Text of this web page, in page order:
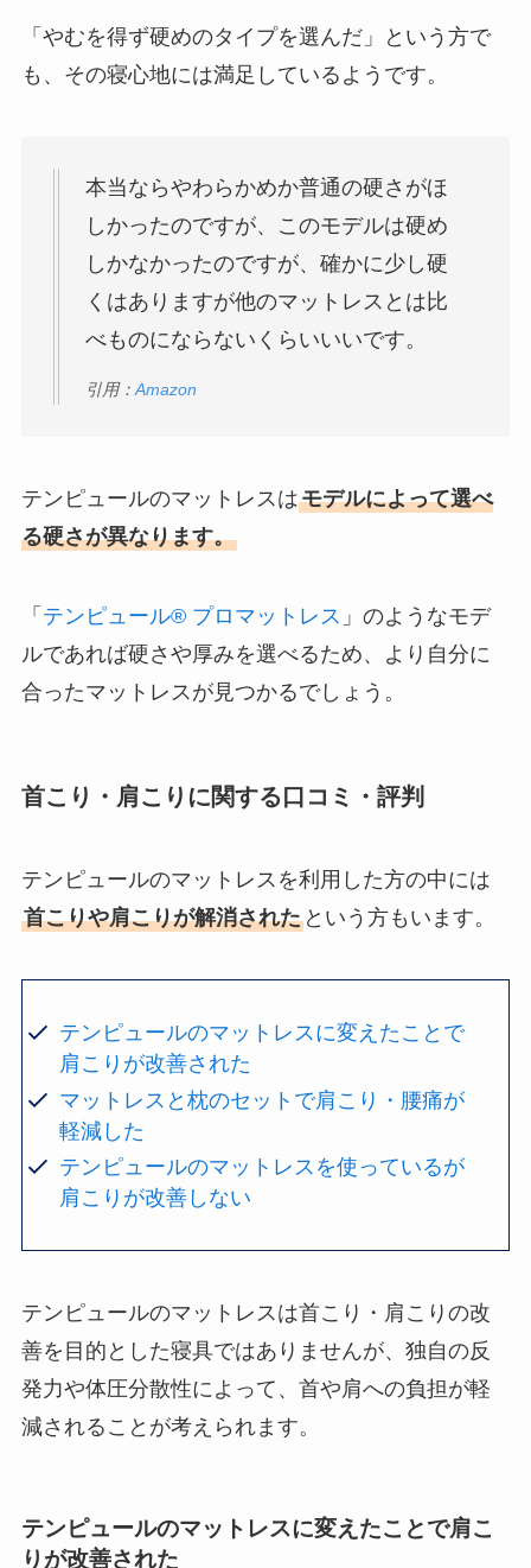
「やむを得ず硬めのタイプを選んだ」という方で
も、その寝心地には満足しているようです。
本当ならやわらかめか普通の硬さがほ
しかったのですが、このモデルは硬め
しかなかったのですが、確かに少し硬
くはありますが他のマットレスとは比
べものにならないくらいいいです。
引用： Amazon
テンピュールのマットレスはモデルによって選べ
る硬さが異なります。
「 テンピュール® プロマットレス 」のようなモデ
ルであれば硬さや厚みを選べるため、より自分に
合ったマットレスが見つかるでしょう。
首こり・肩こりに関する口コミ・評判
テンピュールのマットレスを利用した方の中には
首こりや肩こりが解消されたという方もいます。
テンピュールのマットレスに変えたことで
肩こりが改善された
マットレスと枕のセットで肩こり・腰痛が
軽減した
テンピュールのマットレスを使っているが
肩こりが改善しない
テンピュールのマットレスは首こり・肩こりの改
善を目的とした寝具ではありませんが、独自の反
発力や体圧分散性によって、首や肩への負担が軽
減されることが考えられます。
テンピュールのマットレスに変えたことで肩こ
りが改善された